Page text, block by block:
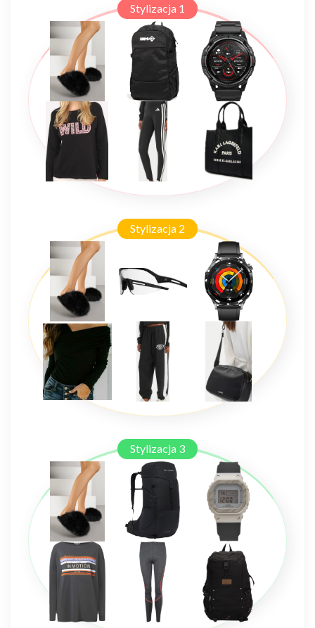
Stylizacja 1
Stylizacja 2
Stylizacja 3